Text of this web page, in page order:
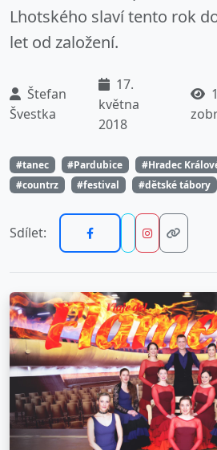
Lhotského slaví tento rok
let od založení.
Štefan
Švestka
17.
května
2018
#tanec #Pardubice #Hradec
#countrz
#festival #dětské tábory
Sdílet: